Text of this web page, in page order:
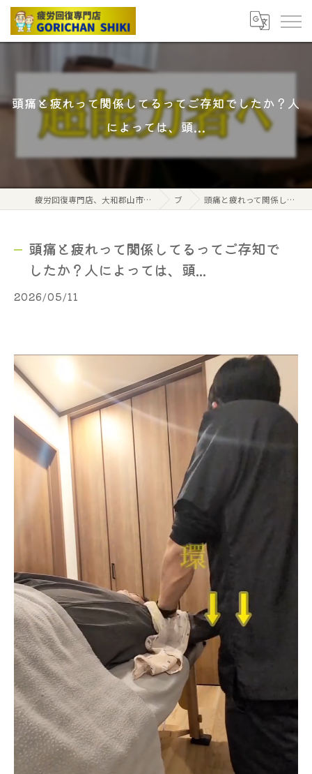
頭痛と疲れって関係してるってご存知でしたか？人
によっては、頭...
疲労回復専門店、大和郡山市筒井駅から北へ2分、ごりちゃん式ボディケアストレッチ ブログ 頭痛と疲れって関係してるってご存知でしたか？人によっては、頭...
頭痛と疲れって関係してるってご存知で
したか？人によっては、頭...
2026/05/11